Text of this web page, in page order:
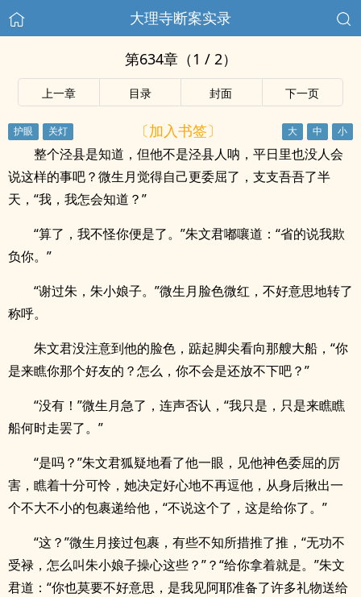
大理寺断案实录
第634章（1 / 2）
上一章 目录 封面 下一页
〔加入书签〕
整个泾县是知道，但他不是泾县人呐，平日里也没人会
说这样的事吧？微生月觉得自己更委屈了，支支吾吾了半
天，“我，我怎会知道？”
“算了，我不怪你便是了。”朱文君嘟嚷道：“省的说我欺
负你。”
“谢过朱，朱小娘子。”微生月脸色微红，不好意思地转了
称呼。
朱文君没注意到他的脸色，踮起脚尖看向那艘大船，“你
是来瞧你那个好友的？怎么，你不会是还放不下吧？”
“没有！”微生月急了，连声否认，“我只是，只是来瞧瞧
船何时走罢了。”
“是吗？”朱文君狐疑地看了他一眼，见他神色委屈的厉
害，瞧着十分可怜，她决定好心地不再逗他，从身后揪出一
个不大不小的包裹递给他，“不说这个了，这是给你了。”
“这？”微生月接过包裹，有些不知所措推了推，“无功不
受禄，怎么叫朱小娘子操心这些？”？“给你拿着就是。”朱文
君道：“你也莫要不好意思，是我见阿耶准备了许多礼物送给